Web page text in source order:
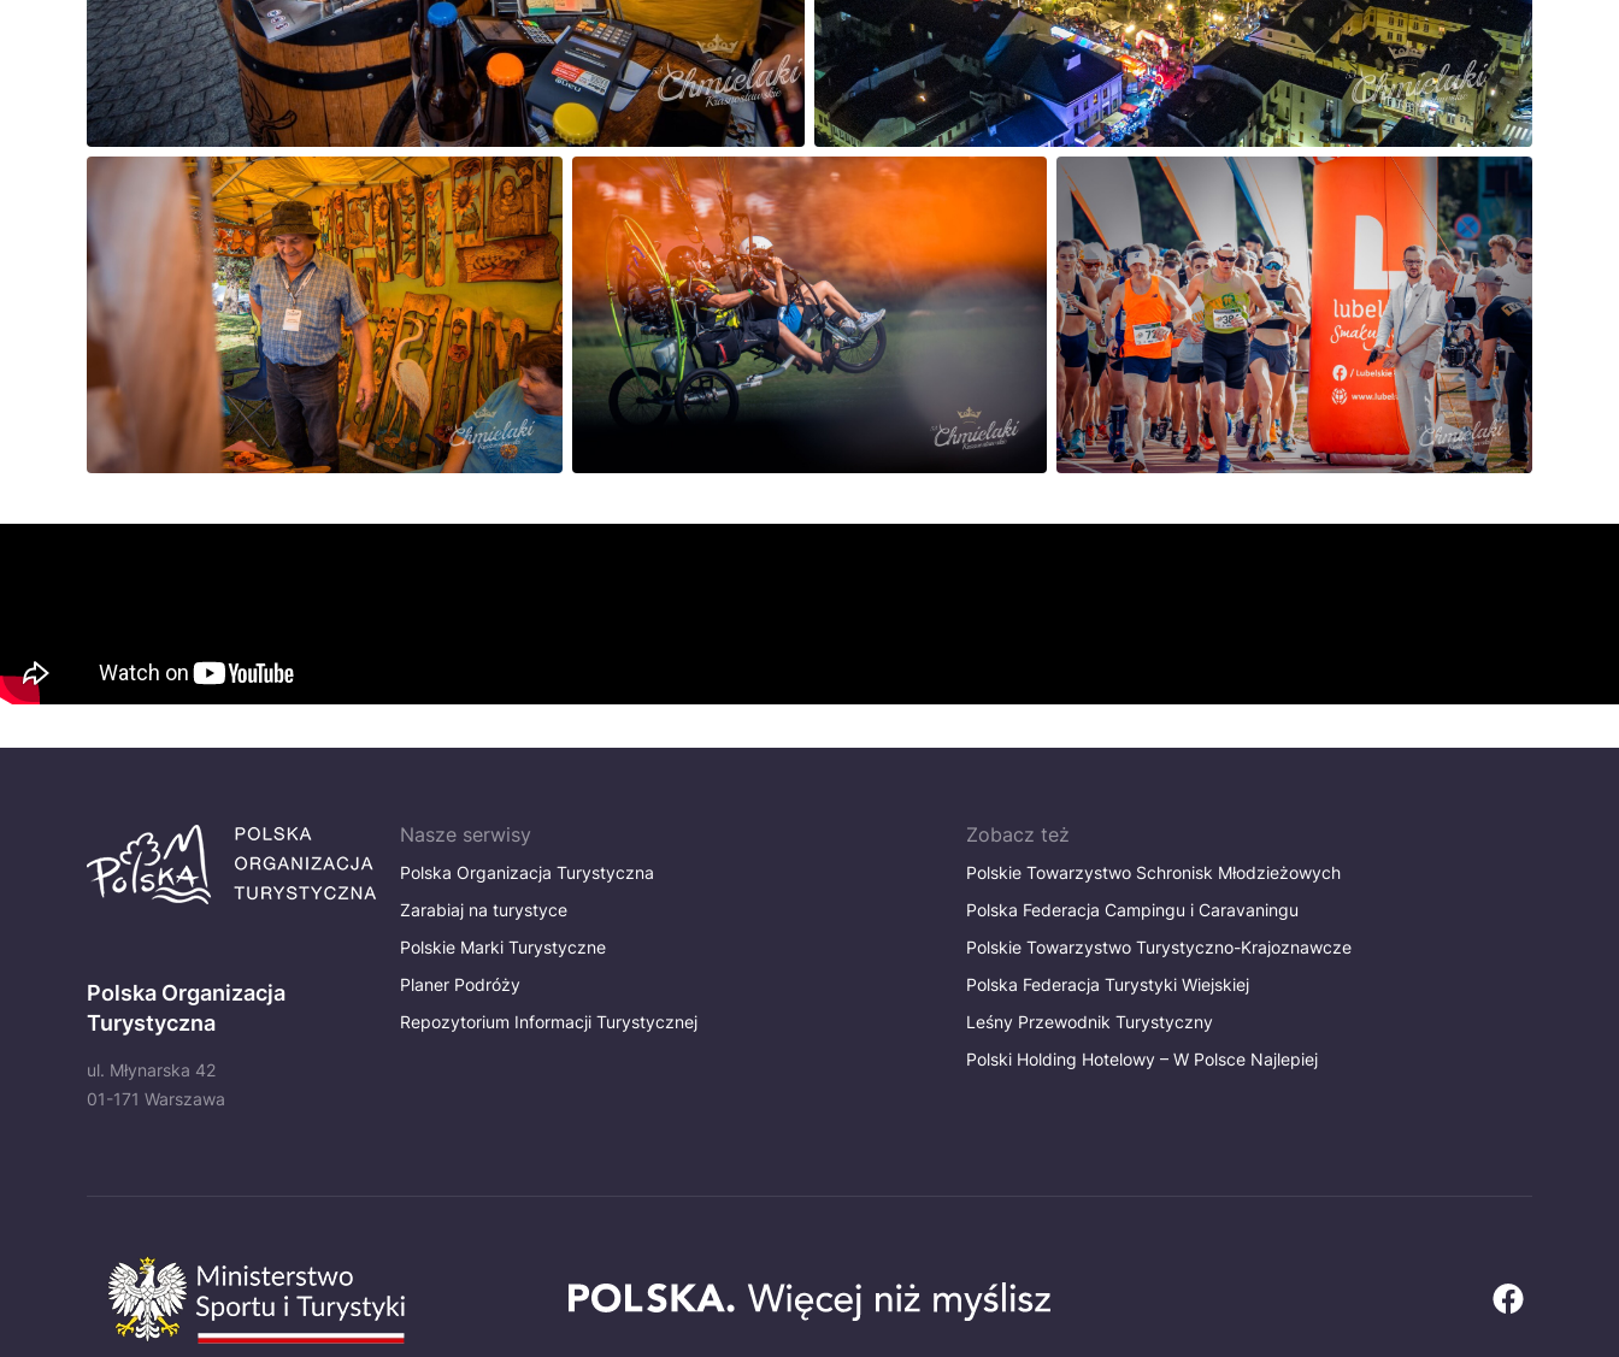
Polska Organizacja
Turystyczna
ul. Młynarska 42
01-171 Warszawa
Nasze serwisy
Polska Organizacja Turystyczna
Zarabiaj na turystyce
Polskie Marki Turystyczne
Planer Podróży
Repozytorium Informacji Turystycznej
Zobacz też
Polskie Towarzystwo Schronisk Młodzieżowych
Polska Federacja Campingu i Caravaningu
Polskie Towarzystwo Turystyczno-Krajoznawcze
Polska Federacja Turystyki Wiejskiej
Leśny Przewodnik Turystyczny
Polski Holding Hotelowy – W Polsce Najlepiej